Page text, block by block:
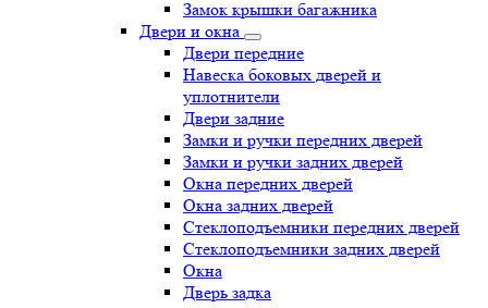
Замок крышки багажника
Двери и окна
Двери передние
Навеска боковых дверей и
уплотнители
Двери задние
Замки и ручки передних дверей
Замки и ручки задних дверей
Окна передних дверей
Окна задних дверей
Стеклоподъемники передних дверей
Стеклоподъемники задних дверей
Окна
Дверь задка